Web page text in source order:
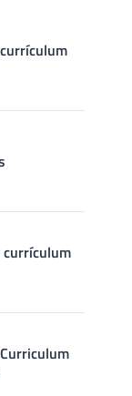
currículum